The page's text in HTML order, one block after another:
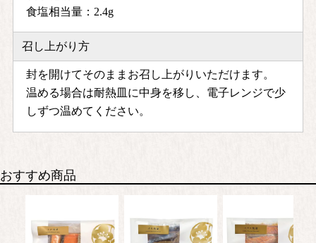
食塩相当量：2.4g
召し上がり方
封を開けてそのままお召し上がりいただけます。
温める場合は耐熱皿に中身を移し、電子レンジで少
しずつ温めてください。
おすすめ商品